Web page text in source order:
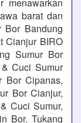
barat dan
Bor Bandung
Cianjur BIRO
Sumur Bor
Cuci Sumur
Bor Cipanas,
Bor Cianjur,
Cuci Sumur,
Bor. Tukang